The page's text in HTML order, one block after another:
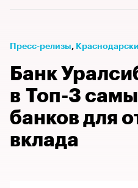
Пресс-релизы⁠,
Банк
в Топ-3
банков для
вклада